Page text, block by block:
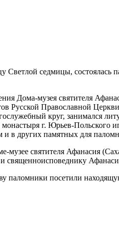
Светлой седмицы,
Дома-музея святителя
Русской Православной
круг, занимался
монастыря г. Юрьев-
и в других памятных для
музее святителя Афанасия
священноисповеднику
паломники посетили